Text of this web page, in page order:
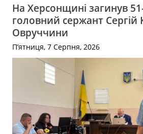
На Херсонщині загинув
головний сержант Сергій
Овруччини
П’ятниця, 7 Серпня, 2026